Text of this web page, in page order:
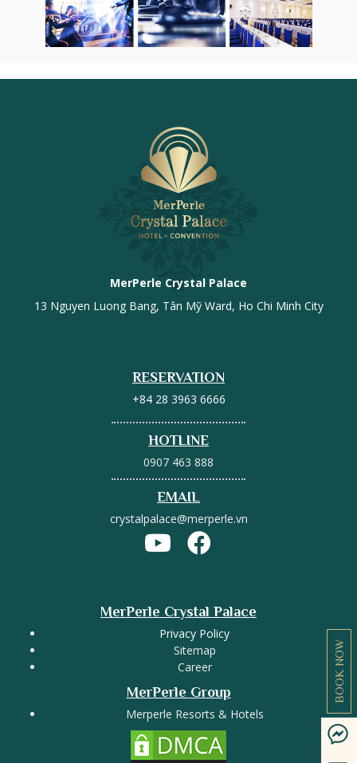
MerPerle Crystal Palace
13 Nguyen Luong Bang, Tân Mỹ Ward, Ho Chi Minh City
RESERVATION
+84 28 3963 6666
HOTLINE
0907 463 888
EMAIL
crystalpalace@merperle.vn
MerPerle Crystal Palace
Privacy Policy
Sitemap
Career
MerPerle Group
Merperle Resorts & Hotels
BOOK NOW